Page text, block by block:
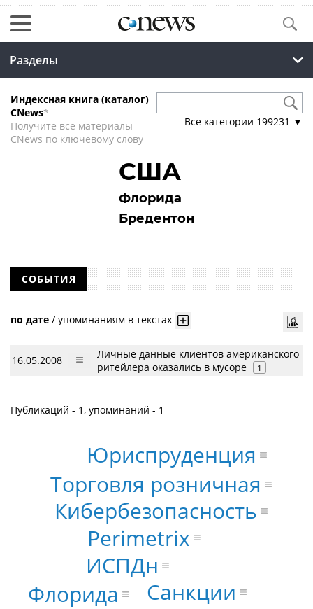
Разделы
Индексная книга (каталог)
CNews*
Получите все материалы
CNews по ключевому слову
Все категории 199231 ▼
США
Флорида
Бредентон
СОБЫТИЯ
по дате / упоминаниям в текстах
16.05.2008
Личные данные клиентов американского
ритейлера оказались в мусоре
1
Публикаций - 1, упоминаний - 1
Perimetrix
Кибербезопасность
ИСПДн
Флорида
Торговля розничная
Санкции
Юриспруденция